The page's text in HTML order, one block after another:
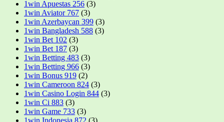
1win Apuestas 256 (3)
1win Aviator 767 (3)
1win Azerbaycan 399 (3)
1win Bangladesh 588 (3)
1win Bet 102 (3)
1win Bet 187 (3)
1win Betting 483 (3)
1win Betting 966 (3)
1win Bonus 919 (2)
1win Cameroon 824 (3)
1win Casino Login 844 (3)
1win Ci 883 (3)
1win Game 733 (3)
1win Indonesia 872 (3)